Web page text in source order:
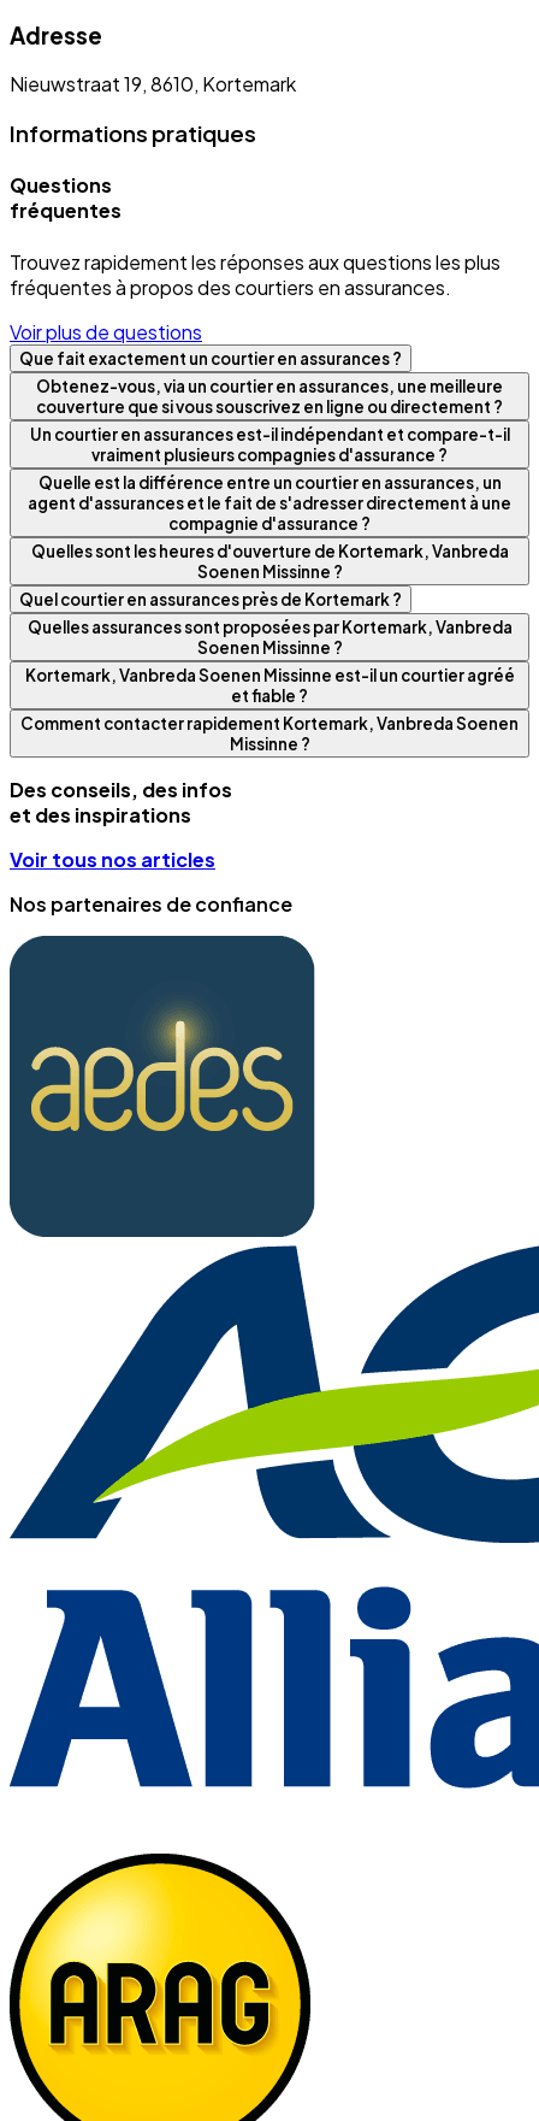
Adresse
Nieuwstraat 19, 8610, Kortemark
Informations pratiques
Questions
fréquentes
Trouvez rapidement les réponses aux questions les plus
fréquentes à propos des courtiers en assurances.
Voir plus de questions
Que fait exactement un courtier en assurances ?
Obtenez-vous, via un courtier en assurances, une meilleure
couverture que si vous souscrivez en ligne ou directement ?
Un courtier en assurances est-il indépendant et compare-t-il
vraiment plusieurs compagnies d'assurance ?
Quelle est la différence entre un courtier en assurances, un
agent d'assurances et le fait de s'adresser directement à une
compagnie d'assurance ?
Quelles sont les heures d'ouverture de Kortemark, Vanbreda
Soenen Missinne ?
Quel courtier en assurances près de Kortemark ?
Quelles assurances sont proposées par Kortemark, Vanbreda
Soenen Missinne ?
Kortemark, Vanbreda Soenen Missinne est-il un courtier agréé
et fiable ?
Comment contacter rapidement Kortemark, Vanbreda Soenen
Missinne ?
Des conseils, des infos
et des inspirations
Voir tous nos articles
Nos partenaires de confiance